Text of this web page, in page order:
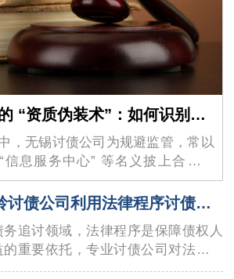
温岭讨债公司的 “资质伪装术”：如何识别虚假的 “法律咨询” 外衣？
，无锡讨债公司为规避监管，常以
信息服务中心” 等名义披上合法外
的 “资质伪装术” 让不少债权人掉入
似持有工商营业执照，实则…
温岭讨债公司利用法律程序讨债的技巧与要点
务追讨领域，法律程序是保障债权人
的重要依托，专业讨债公司对法律工
熟练运用，直接决定了回款效率与合